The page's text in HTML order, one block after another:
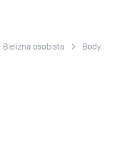
Bielizna osobista Body